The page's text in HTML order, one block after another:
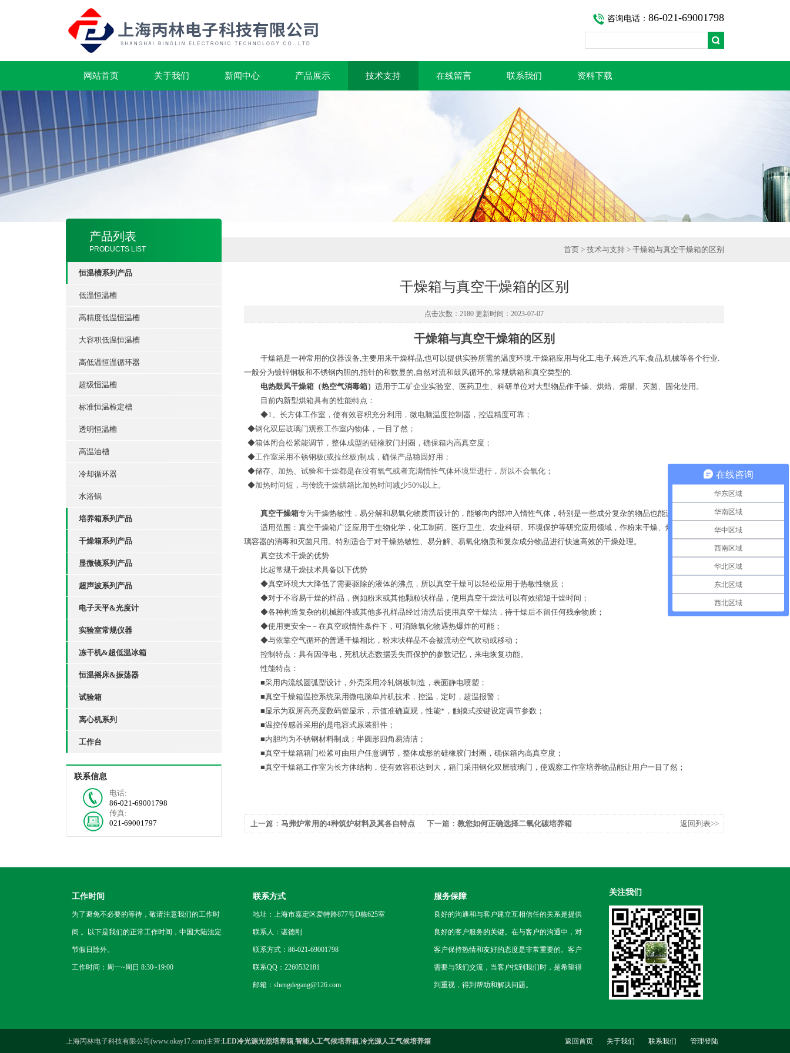
咨询电话： 86-021-69001798
网站首页 关于我们 新闻中心 产品展示 技术支持 在线留言 联系我们 资料下载
产品列表
PRODUCTS LIST
恒温槽系列产品
低温恒温槽
高精度低温恒温槽
大容积低温恒温槽
高低温恒温循环器
超级恒温槽
标准恒温检定槽
透明恒温槽
高温油槽
冷却循环器
水浴锅
培养箱系列产品
干燥箱系列产品
显微镜系列产品
超声波系列产品
电子天平&光度计
实验室常规仪器
冻干机&超低温冰箱
恒温摇床&振荡器
试验箱
离心机系列
工作台
联系信息
电话:
86-021-69001798
传真:
021-69001797
首页 > 技术与支持 > 干燥箱与真空干燥箱的区别
干燥箱与真空干燥箱的区别
点击次数：2180 更新时间：2023-07-07
干燥箱与真空干燥箱的区别
干燥箱是一种常用的仪器设备,主要用来干燥样品,也可以提供实验所需的温度环境.干燥箱应用与化工,电子,铸造,汽车,食品,机械等各个行业.
一般分为镀锌钢板和不锈钢内胆的,指针的和数显的,自然对流和鼓风循环的,常规烘箱和真空类型的.
电热鼓风干燥箱（热空气消毒箱） 适用于工矿企业实验室、医药卫生、科研单位对大型物品作干燥、烘焙、熔腊、灭菌、固化使用。
目前内新型烘箱具有的性能特点：
◆1、长方体工作室，使有效容积充分利用，微电脑温度控制器，控温精度可靠；
◆钢化双层玻璃门观察工作室内物体，一目了然；
◆箱体闭合松紧能调节，整体成型的硅橡胶门封圈，确保箱内高真空度；
◆工作室采用不锈钢板(或拉丝板)制成，确保产品稳固好用；
◆储存、加热、试验和干燥都是在没有氧气或者充满惰性气体环境里进行，所以不会氧化；
◆加热时间短，与传统干燥烘箱比加热时间减少50%以上。
真空干燥箱专为干燥热敏性，易分解和易氧化物质而设计的，能够向内部冲入惰性气体，特别是一些成分复杂的物品也能进行快速干燥。
适用范围：真空干燥箱广泛应用于生物化学，化工制药、医疗卫生、农业科研、环境保护等研究应用领域，作粉末干燥、烘培以及各类玻
璃容器的消毒和灭菌只用。特别适合于对干燥热敏性、易分解、易氧化物质和复杂成分物品进行快速高效的干燥处理。
真空技术干燥的优势
比起常规干燥技术具备以下优势
◆真空环境大大降低了需要驱除的液体的沸点，所以真空干燥可以轻松应用于热敏性物质；
◆对于不容易干燥的样品，例如粉末或其他颗粒状样品，使用真空干燥法可以有效缩短干燥时间；
◆各种构造复杂的机械部件或其他多孔样品经过清洗后使用真空干燥法， 待干燥后不留任何残余物质；
◆使用更安全--－在真空或惰性条件下， 可消除氧化物遇热爆炸的可能；
◆与依靠空气循环的普通干燥相比，粉末状样品不会被流动空气吹动或移动；
控制特点：具有因停电，死机状态数据丢失而保护的参数记忆，来电恢复功能。
性能特点：
■采用内流线圆弧型设计，外壳采用冷轧钢板制造，表面静电喷塑；
■真空干燥箱温控系统采用微电脑单片机技术，控温，定时，超温报警；
■显示为双屏高亮度数码管显示，示值准确直观，性能*，触摸式按键设定调节参数；
■温控传感器采用的是电容式原装部件；
■内胆均为不锈钢材料制成；半圆形四角易清洁；
■真空干燥箱箱门松紧可由用户任意调节，整体成形的硅橡胶门封圈，确保箱内高真空度；
■真空干燥箱工作室为长方体结构，使有效容积达到大，箱门采用钢化双层玻璃门，使观察工作室培养物品能让用户一目了然；
上一篇： 马弗炉常用的4种筑炉材料及其各自特点 下一篇： 教您如何正确选择二氧化碳培养箱 返回列表>>
工作时间
为了避免不必要的等待，敬请注意我们的工作时
间 。以下是我们的正常工作时间，中国大陆法定
节假日除外。
工作时间：周一~周日 8:30~19:00
联系方式
地址：上海市嘉定区爱特路877号D栋625室
联系人：谌德刚
联系方式：86-021-69001798
联系QQ：2260532181
邮箱：shengdegang@126.com
服务保障
良好的沟通和与客户建立互相信任的关系是提供
良好的客户服务的关键。在与客户的沟通中，对
客户保持热情和友好的态度是非常重要的。客户
需要与我们交流，当客户找到我们时，是希望得
到重视，得到帮助和解决问题。
关注我们
上海丙林电子科技有限公司(www.okay17.com)主营:LED冷光源光照培养箱,智能人工气候培养箱,冷光源人工气候培养箱 返回首页 关于我们 联系我们 管理登陆
在线咨询
华东区域
华南区域
华中区域
西南区域
华北区域
东北区域
西北区域